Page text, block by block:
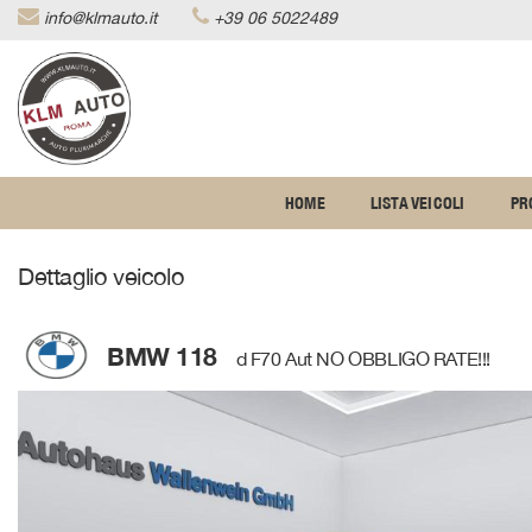
info@klmauto.it +39 06 5022489
HOME LISTA VEICOLI
Dettaglio veicolo
BMW 118 d F70 Aut NO OBBLIGO RATE!!!
tue
preferenze
di
consenso
pannello
consente
le
tue
consenso
alle